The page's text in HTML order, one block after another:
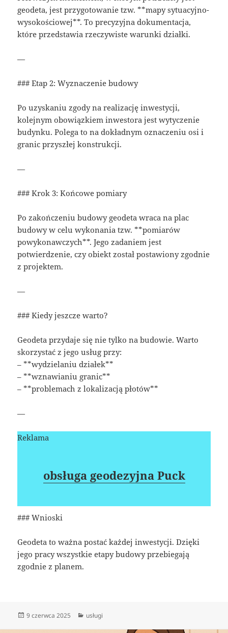
geodeta, jest przygotowanie tzw. **mapy sytuacyjno-
wysokościowej**. To precyzyjna dokumentacja,
które przedstawia rzeczywiste warunki działki.
—
### Etap 2: Wyznaczenie budowy
Po uzyskaniu zgody na realizację inwestycji,
kolejnym obowiązkiem inwestora jest wytyczenie
budynku. Polega to na dokładnym oznaczeniu osi i
granic przyszłej konstrukcji.
—
### Krok 3: Końcowe pomiary
Po zakończeniu budowy geodeta wraca na plac
budowy w celu wykonania tzw. **pomiarów
powykonawczych**. Jego zadaniem jest
potwierdzenie, czy obiekt został postawiony zgodnie
z projektem.
—
### Kiedy jeszcze warto?
Geodeta przydaje się nie tylko na budowie. Warto
skorzystać z jego usług przy:
– **wydzielaniu działek**
– **wznawianiu granic**
– **problemach z lokalizacją płotów**
—
Reklama
obsługa geodezyjna Puck
### Wnioski
Geodeta to ważna postać każdej inwestycji. Dzięki
jego pracy wszystkie etapy budowy przebiegają
zgodnie z planem.
Data
9 czerwca 2025 Kategorie
usługi